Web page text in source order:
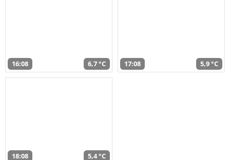
16:08 6,7 °C 17:08 5,9 °C
18:08 5,4 °C